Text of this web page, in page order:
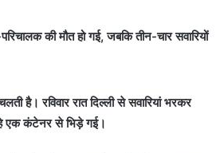
की मौत हो गई, जबकि तीन-चार सवारियों
है। रविवार रात दिल्ली से सवारियां भरकर
एक कंटेनर से भिड़े गई।